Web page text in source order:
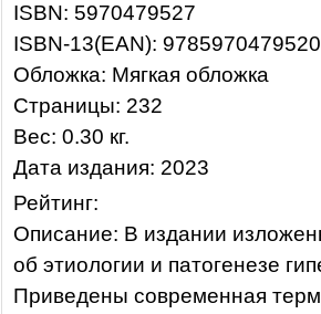
ISBN: 5970479527
ISBN-13(EAN): 9785970479520
Обложка: Мягкая обложка
Страницы: 232
Вес: 0.30 кг.
Дата издания: 2023
Рейтинг:
Описание: В издании
об этиологии и патогенезе
Приведены современная